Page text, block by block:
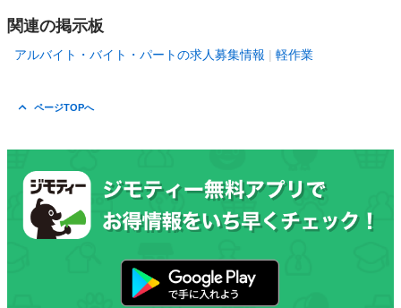
関連の掲示板
アルバイト・バイト・パートの求人募集情報 軽作業
ページTOPへ